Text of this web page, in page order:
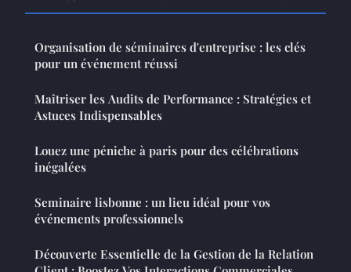
Organisation de séminaires d'entreprise : les clés
pour un événement réussi
Maîtriser les Audits de Performance : Stratégies et
Astuces Indispensables
Louez une péniche à paris pour des célébrations
inégalées
Seminaire lisbonne : un lieu idéal pour vos
événements professionnels
Découverte Essentielle de la Gestion de la Relation